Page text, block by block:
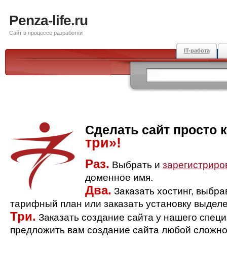
Penza-life.ru
Сайт в процессе разработки
IT-работа
Сделать сайт просто
три»!
Раз. Выбрать и
доменное имя.
Два. Заказать хостинг,
тарифный план или заказать установку
Три. Заказать создание сайта у нашего
предложить вам создание сайта любой